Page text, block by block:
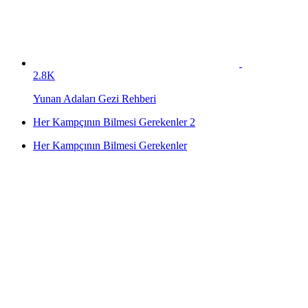
2.8K
Yunan Adaları Gezi Rehberi
Her Kampçının Bilmesi Gerekenler 2
Her Kampçının Bilmesi Gerekenler